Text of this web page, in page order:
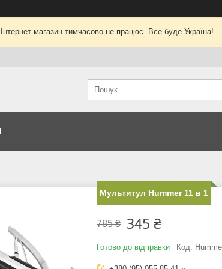
Інтернет-магазин тимчасово не працює. Все буде Україна!
Мультитул Hummer 11 в 1
785 ₴ 345 ₴
Готово до відправки Код: